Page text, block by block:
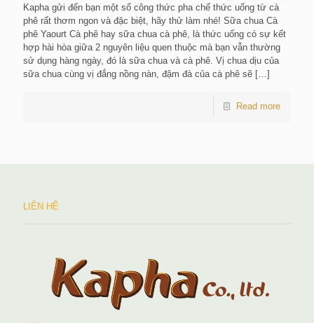
Kapha gửi đến bạn một số công thức pha chế thức uống từ cà
phê rất thơm ngon và đặc biệt, hãy thử làm nhé! Sữa chua Cà
phê Yaourt Cà phê hay sữa chua cà phê, là thức uống có sự kết
hợp hài hòa giữa 2 nguyên liệu quen thuộc mà bạn vẫn thường
sử dụng hàng ngày, đó là sữa chua và cà phê. Vị chua dịu của
sữa chua cùng vị đắng nồng nàn, đậm đà của cà phê sẽ […]
Read more
LIÊN HỆ